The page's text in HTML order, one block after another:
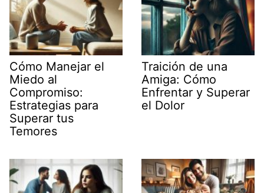
Cómo Manejar el
Miedo al
Compromiso:
Estrategias para
Superar tus
Temores
Traición de una
Amiga: Cómo
Enfrentar y Superar
el Dolor